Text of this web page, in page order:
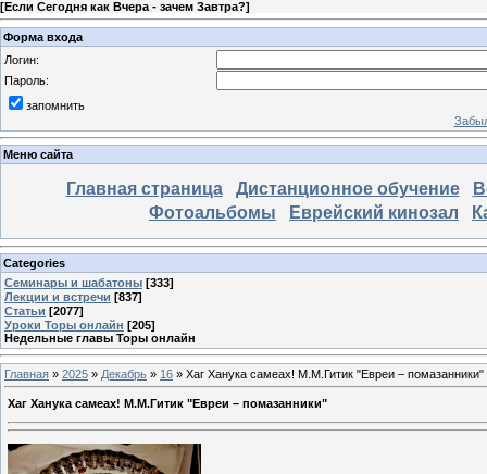
[Если Сегодня как Вчера - зачем Завтра?]
Форма входа
Логин:
Пароль:
запомнить
Меню сайта
Главная страница Дистанционное обучение
Фотоальбомы
Еврейский кинозал
Categories
Семинары и шабатоны [333]
Лекции и встречи [837]
Статьи [2077]
Уроки Торы онлайн [205]
Недельные главы Торы онлайн
Главная » 2025 » Декабрь » 16 » Хаг Ханука самеах! М.М.Гитик "Евреи – помазанники"
Хаг Ханука самеах! М.М.Гитик "Евреи – помазанники"